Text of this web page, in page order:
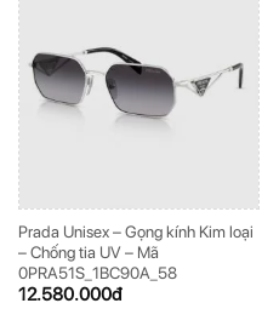
Prada Unisex – Gọng kính Kim loại
– Chống tia UV – Mã
0PRA51S_1BC90A_58
12.580.000đ